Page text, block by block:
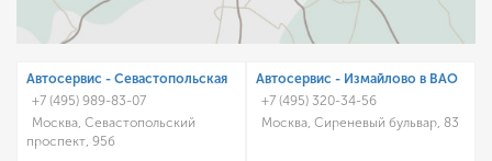
Автосервис - Cевастопольская
+7 (495) 989-83-07
Москва, Севастопольский
проспект, 95б
Автосервис - Измайлово в ВАО
+7 (495) 320-34-56
Москва, Сиреневый бульвар, 83